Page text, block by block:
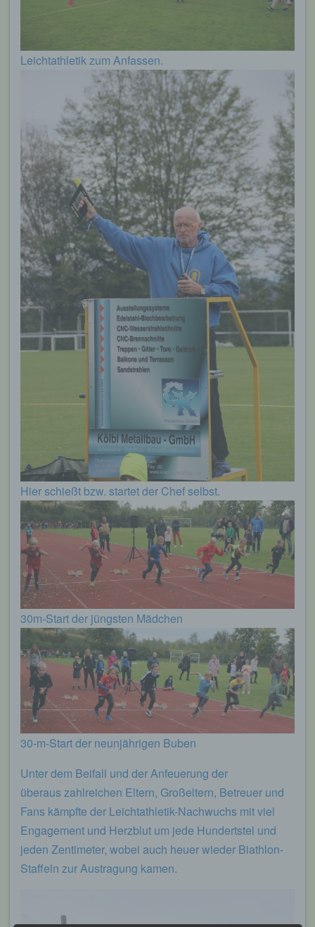
Leichtathletik zum Anfassen.
Hier schießt bzw. startet der Chef selbst.
30m-Start der jüngsten Mädchen
30-m-Start der neunjährigen Buben
Unter dem Beifall und der Anfeuerung der
überaus zahlreichen Eltern, Großeltern, Betreuer und
Fans kämpfte der Leichtathletik-Nachwuchs mit viel
Engagement und Herzblut um jede Hundertstel und
jeden Zentimeter, wobei auch heuer wieder Biathlon-
Staffeln zur Austragung kamen.